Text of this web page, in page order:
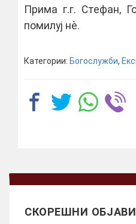
Прима г.г. Стефан,
помилуј нѐ.
Категории: Богослужби,
СКОРЕШНИ ОБЈАВИ